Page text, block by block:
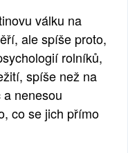
válku na
ale spíše proto,
rolníků,
spíše než na
nenesou
co se jich přímo